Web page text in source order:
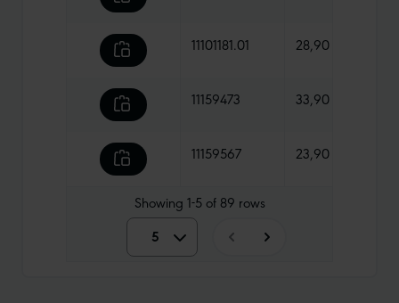
11101181.01 28,90 €
11159473 33,90 €
11159567 23,90 €
Showing 1-5of89 rows
5 5